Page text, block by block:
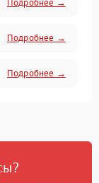
Подробнее →
Подробнее →
Подробнее →